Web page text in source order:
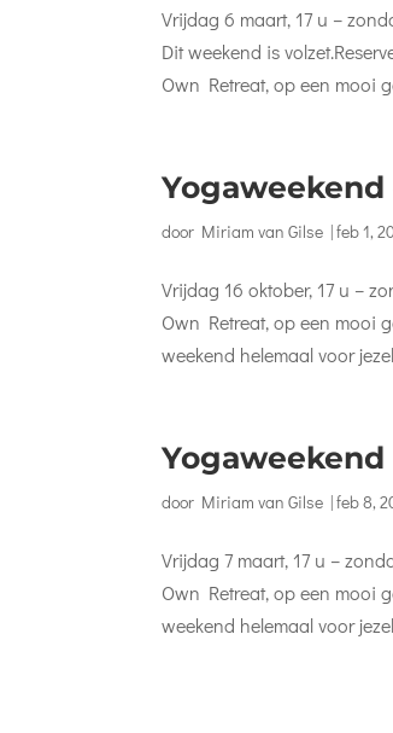
Vrijdag 6 maart, 17 u –
Dit weekend is
Own Retreat, op een mooi
door Miriam van Gilse |feb 1,
Vrijdag 16 oktober, 17 u –
Own Retreat, op een mooi
weekend helemaal voor
door Miriam van Gilse |feb 8,
Vrijdag 7 maart, 17 u –
Own Retreat, op een mooi
weekend helemaal voor